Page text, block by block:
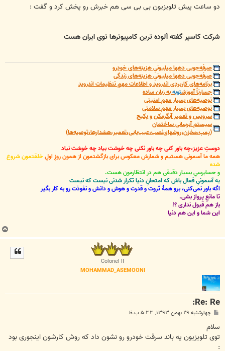
ت
دو ساعت پیش تلویزیون بی بی سی هم خبرش رو پخش کرد و گفت :
شرکت کاسپر گفته آلوده ترین کامپیوترها توی ایران هست
صرفه‌جویی دهها میلیونیِ هزینه‌های خودرو
صرفه‌جویی دهها میلیونیِ هزینه‌های زندگی
برنامه‌های کاربردی اندروید و اطلاعات مهمِ تنظیمات اندروید
جسارتاً آموزشتوبهبه زبان ساده
توصیه‌های بسیار مهم امنیتی
توصیه‌های بسیار مهم سلامتی
سرویس و تعمیر آبگرمکن و پکیج
سیستم آبرسانی ساختمان
(پمپ،مخزن،روشهای‌نصب،عیب‌یابی،تعمیر،هشدارها،توصیه‌ها)
دوستِ عزیز،چه باور کنی چه باور نکنی چه خوشت بیاد چه خوشت نیاد
همه ما آسمونی هستیم و شمارش معکوس برای بازگشتمون از همون روزِ اولِخلقتمون شروع
شده
و حسابرسیِ بسیار دقیقی هم در انتظارمون هست.
یه آسمونیِ فعال باش که امتحانِ دنیا تکرار شدنی نیست که نیست
اگه باور نمی‌کنی، برو همۀ ثروت و قدرت و هوش و دانش و نفوذت رو به کار بگیر
تا مانعِ پرواز بشی.
باز هم قبول نداری ؟!
این شما و این هم دنیا
ب
ا
Colonel II
MOHAMMAD_ASEMOONI
Re: Re:
پ
ت
چهارشنبه ۲۹ بهمن ۱۳۹۳, ۵:۳۳ ب.ظ
سلام
توی تلویزیون یه باند سرقت خودرو رو نشون داد که روش کارشون اینجوری بود